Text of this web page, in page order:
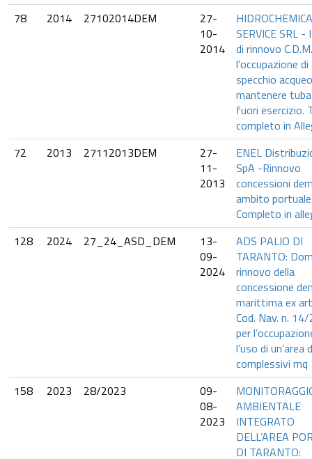
78
2014 27102014DEM
27-
10-
2014
SERVICE SRL
di rinnovo
l'occupazione di
specchio
mantenere
fuori esercizio.
completo in
72
2013 27112013DEM
27-
11-
2013
ENEL
SpA -Rinnovo
concessioni
ambito
Completo in
128
2024 27_24_ASD_DEM
13-
09-
2024
ADS PALIO DI
TARANTO:
rinnovo della
concessione
marittima ex
Cod. Nav. n.
per
l’uso di un’area
complessivi
158
2023 28/2023
09-
08-
2023
AMBIENTALE
INTEGRATO
DELL’AREA
DI TARANTO: